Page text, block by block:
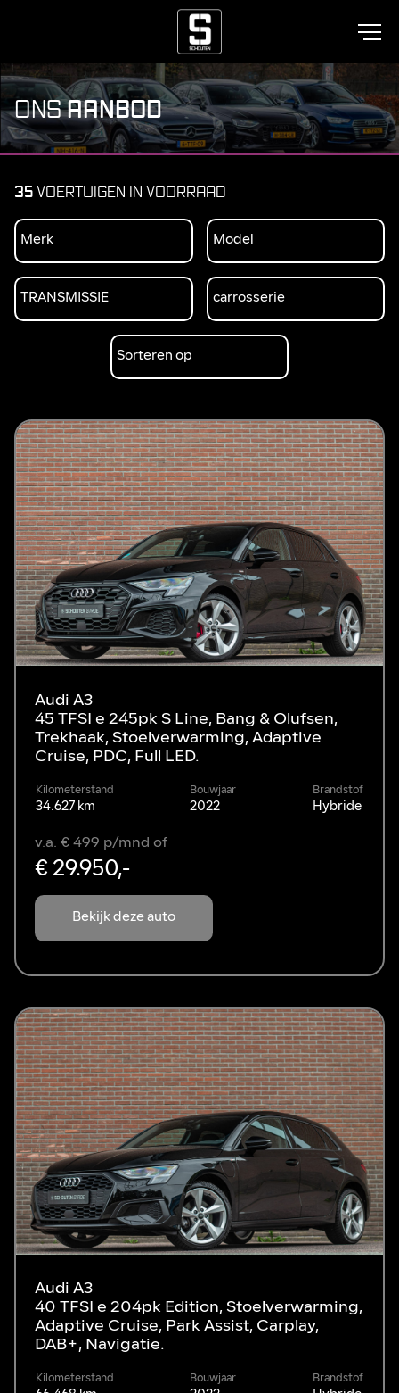
ONSAANBOD
35VOERTUIGEN IN VOORRAAD
Audi A3
45 TFSI e 245pk S Line, Bang & Olufsen,
Trekhaak, Stoelverwarming, Adaptive
Cruise, PDC, Full LED.
Kilometerstand
34.627 km
Bouwjaar
2022
Brandstof
Hybride
Bekijk deze auto
v.a. € 499 p/mnd of
€ 29.950,-
Audi A3
40 TFSI e 204pk Edition, Stoelverwarming,
Adaptive Cruise, Park Assist, Carplay,
DAB+, Navigatie.
Kilometerstand Bouwjaar Brandstof